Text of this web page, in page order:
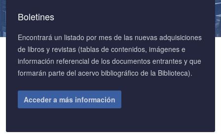
Boletines
Encontrará un listado por mes de las nuevas adquisiciones
de libros y revistas (tablas de contenidos, imágenes e
información referencial de los documentos entrantes y que
formarán parte del acervo bibliográfico de la Biblioteca).
Acceder a más información